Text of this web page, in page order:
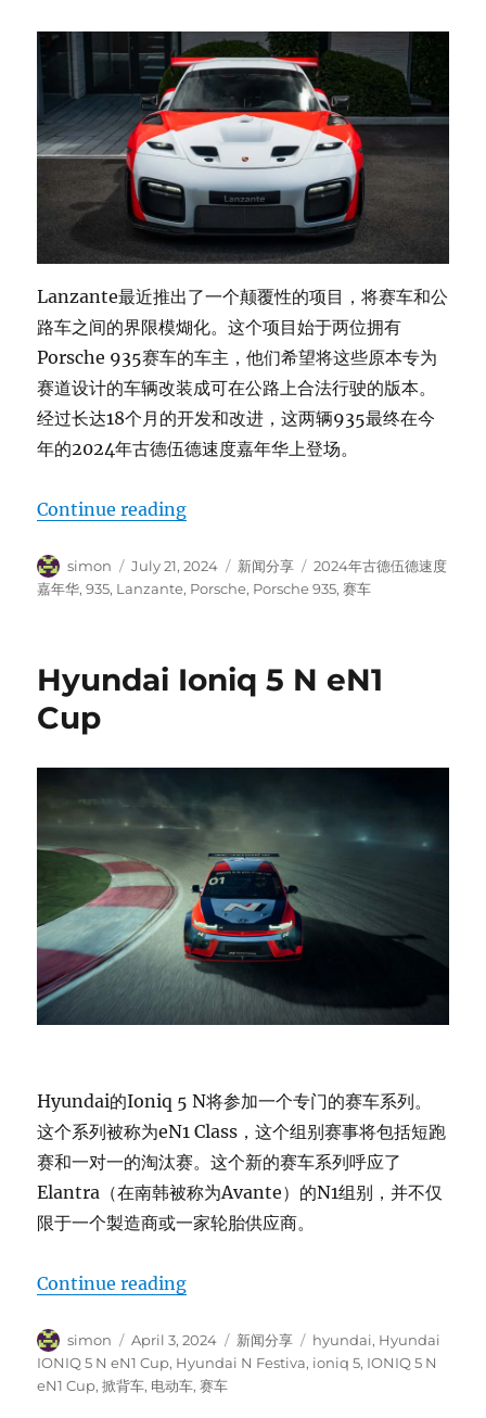
Lanzante最近推出了一个颠覆性的项目，将赛车和公
路车之间的界限模煳化。这个项目始于两位拥有
Porsche 935赛车的车主，他们希望将这些原本专为
赛道设计的车辆改装成可在公路上合法行驶的版本。
经过长达18个月的开发和改进，这两辆935最终在今
年的2024年古德伍德速度嘉年华上登场。
Continue reading“Porsche 935”
Author
simon
Posted
on
July 21, 2024 Categories
新闻分享 Tags
2024年古德伍德速度
嘉年华,935, Lanzante, Porsche, Porsche 935,赛车
Hyundai Ioniq 5 N eN1
Cup
Hyundai的Ioniq 5 N将参加一个专门的赛车系列。
这个系列被称为eN1 Class，这个组别赛事将包括短跑
赛和一对一的淘汰赛。这个新的赛车系列呼应了
Elantra（在南韩被称为Avante）的N1组别，并不仅
限于一个製造商或一家轮胎供应商。
Continue reading“Hyundai Ioniq 5 N eN1 Cup”
Author
simon
Posted
on
April 3, 2024 Categories
新闻分享 Tags
hyundai, Hyundai
IONIQ 5 N eN1 Cup, Hyundai N Festiva, ioniq 5, IONIQ 5 N
eN1 Cup,掀背车, 电动车,赛车